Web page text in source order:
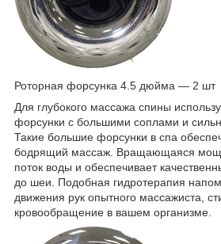
Роторная форсунка 4.5 дюйма — 2 шт
Для глубокого массажа спины
форсунки с большими соплами и
Такие большие форсунки в спа
бодрящий массаж. Вращающаяся
поток воды и обеспечивает
до шеи. Подобная гидротерапия
движения рук опытного массажиста,
кровообращение в вашем организме.